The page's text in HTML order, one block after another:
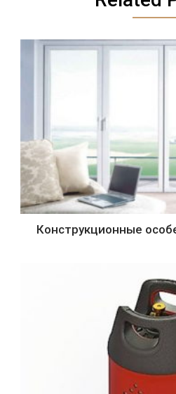
Конструкционные